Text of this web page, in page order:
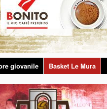
giovanile Basket Le Mura